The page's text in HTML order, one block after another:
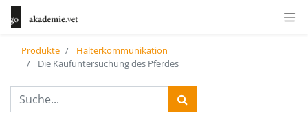
Produkte
Halterkommunikation
Die Kaufuntersuchung des Pferdes